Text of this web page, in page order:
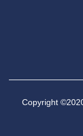
Copyright